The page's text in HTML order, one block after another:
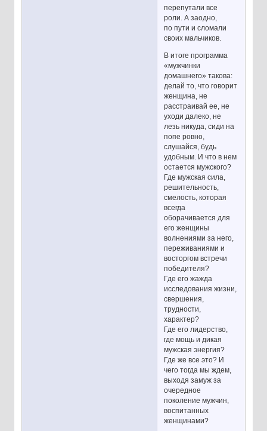
перепутали все
роли. А заодно,
по пути и сломали
своих мальчиков.
В итоге программа
«мужчинки
домашнего» такова:
делай то, что говорит
женщина, не
расстраивай ее, не
уходи далеко, не
лезь никуда, сиди на
попе ровно,
слушайся, будь
удобным. И что в нем
остается мужского?
Где мужская сила,
решительность,
смелость, которая
всегда
оборачивается для
его женщины
волнениями за него,
переживаниями и
восторгом встречи
победителя?
Где его жажда
исследования жизни,
свершения,
трудности,
характер?
Где его лидерство,
где мощь и дикая
мужская энергия?
Где же все это? И
чего тогда мы ждем,
выходя замуж за
очередное
поколение мужчин,
воспитанных
женщинами?